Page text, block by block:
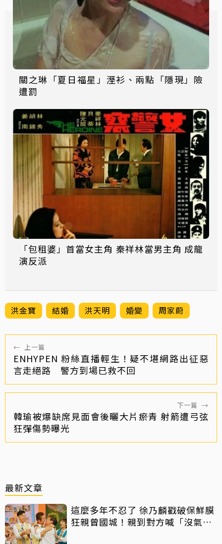
關之琳「夏日福星」溼衫、兩點「隱現」險
遭罰
「包租婆」首當女主角 秦祥林當男主角 成龍
演反派
洪金寶 結婚 洪天明 婚變 周家蔚
← 上一篇
ENHYPEN 粉絲直播輕生！疑不堪網路出征惡
言走絕路 警方到場已救不回
下一篇 →
韓瑜被爆缺席見面會後曬大片瘀青 射箭遭弓弦
狂彈傷勢曝光
最新文章
這麼多年不忍了 徐乃麟戳破保鮮膜
狂親曾國城！親到對方喊「沒氣